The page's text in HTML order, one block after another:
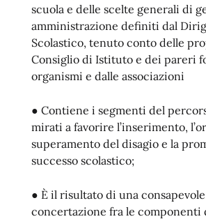
scuola e delle scelte generali di
amministrazione definiti dal
Scolastico, tenuto conto delle
Consiglio di Istituto e dei pareri
organismi e dalle associazioni
● Contiene i segmenti del
mirati a favorire l’inserimento,
superamento del disagio e la
successo scolastico;
● È il risultato di una consapevole
concertazione fra le componenti